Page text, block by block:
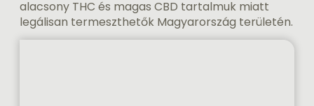
alacsony THC és magas CBD tartalmuk miatt
legálisan termeszthetők Magyarország területén.